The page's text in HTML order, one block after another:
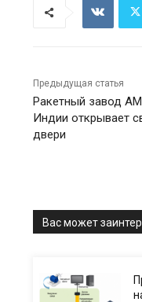
Предыдущая статья
Ракетный завод
Индии открывает
двери
Вас может